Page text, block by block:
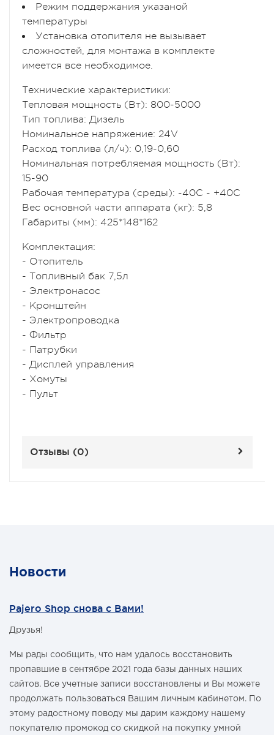
Режим поддержания указаной
температуры
Установка отопителя не вызывает
сложностей, для монтажа в комплекте
имеется все необходимое.
Технические характеристики:
Тепловая мощность (Вт): 800-5000
Тип топлива: Дизель
Номинальное напряжение: 24V
Расход топлива (л/ч): 0,19-0,60
Номинальная потребляемая мощность (Вт):
15-90
Рабочая температура (среды): -40С - +40С
Вес основной части аппарата (кг): 5,8
Габариты (мм): 425*148*162
Комплектация:
- Отопитель
- Топливный бак 7,5л
- Электронасос
- Кронштейн
- Электропроводка
- Фильтр
- Патрубки
- Дисплей управления
- Хомуты
- Пульт
Отзывы (0)
Новости
Pajero Shop снова с Вами!
Друзья!
Мы рады сообщить, что нам удалось восстановить
пропавшие в сентябре 2021 года базы данных наших
сайтов. Все учетные записи восстановлены и Вы можете
продолжать пользоваться Вашим личным кабинетом. По
этому радостному поводу мы дарим каждому нашему
покупателю промокод со скидкой на покупку умной